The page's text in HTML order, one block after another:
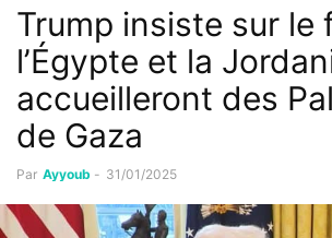
Trump insiste sur le
l’Égypte et la
accueilleront des
de Gaza
Par Ayyoub - 31/01/2025